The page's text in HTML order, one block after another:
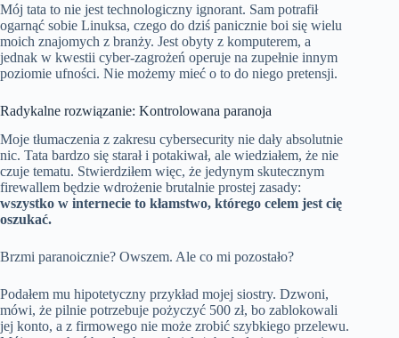
Mój tata to nie jest technologiczny ignorant. Sam potrafił
ogarnąć sobie Linuksa, czego do dziś panicznie boi się wielu
moich znajomych z branży. Jest obyty z komputerem, a
jednak w kwestii cyber-zagrożeń operuje na zupełnie innym
poziomie ufności. Nie możemy mieć o to do niego pretensji.
Radykalne rozwiązanie: Kontrolowana paranoja
Moje tłumaczenia z zakresu cybersecurity nie dały absolutnie
nic. Tata bardzo się starał i potakiwał, ale wiedziałem, że nie
czuje tematu. Stwierdziłem więc, że jedynym skutecznym
firewallem będzie wdrożenie brutalnie prostej zasady:
wszystko w internecie to kłamstwo, którego celem jest cię
oszukać.
Brzmi paranoicznie? Owszem. Ale co mi pozostało?
Podałem mu hipotetyczny przykład mojej siostry. Dzwoni,
mówi, że pilnie potrzebuje pożyczyć 500 zł, bo zablokowali
jej konto, a z firmowego nie może zrobić szybkiego przelewu.